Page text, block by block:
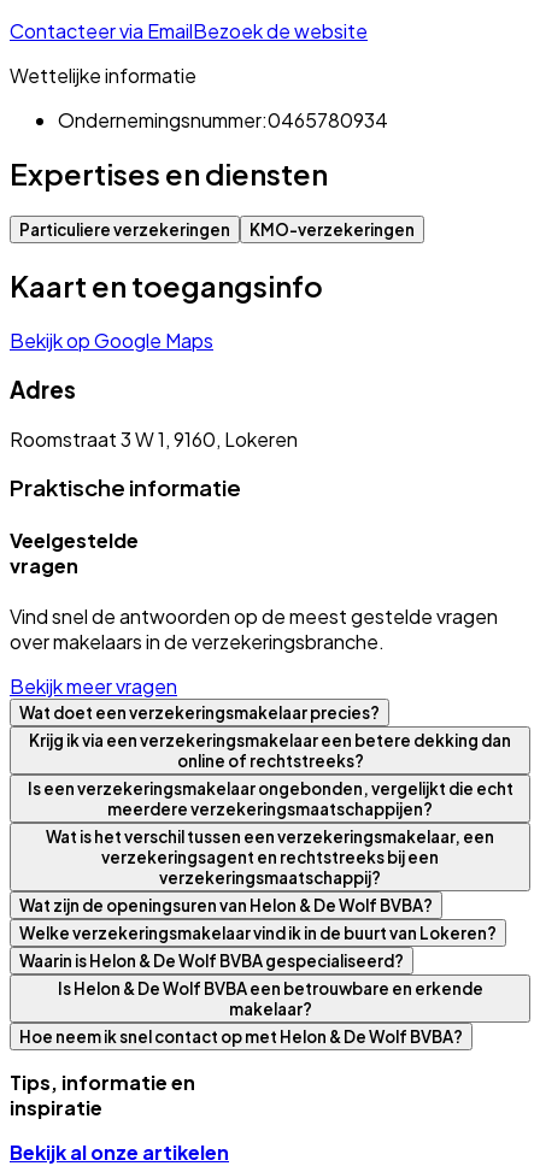
Contacteer via EmailBezoek de website
Wettelijke informatie
Ondernemingsnummer:0465780934
Expertises en diensten
Particuliere verzekeringen KMO-verzekeringen
Kaart en toegangsinfo
Bekijk op Google Maps
Adres
Roomstraat 3 W 1, 9160, Lokeren
Praktische informatie
Veelgestelde
vragen
Vind snel de antwoorden op de meest gestelde vragen
over makelaars in de verzekeringsbranche.
Bekijk meer vragen
Wat doet een verzekeringsmakelaar precies?
Krijg ik via een verzekeringsmakelaar een betere dekking dan
online of rechtstreeks?
Is een verzekeringsmakelaar ongebonden, vergelijkt die echt
meerdere verzekeringsmaatschappijen?
Wat is het verschil tussen een verzekeringsmakelaar, een
verzekeringsagent en rechtstreeks bij een
verzekeringsmaatschappij?
Wat zijn de openingsuren van Helon & De Wolf BVBA?
Welke verzekeringsmakelaar vind ik in de buurt van Lokeren?
Waarin is Helon & De Wolf BVBA gespecialiseerd?
Is Helon & De Wolf BVBA een betrouwbare en erkende
makelaar?
Hoe neem ik snel contact op met Helon & De Wolf BVBA?
Tips, informatie en
inspiratie
Bekijk al onze artikelen